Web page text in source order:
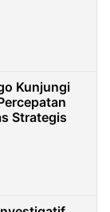
Kunjungi
Strategis